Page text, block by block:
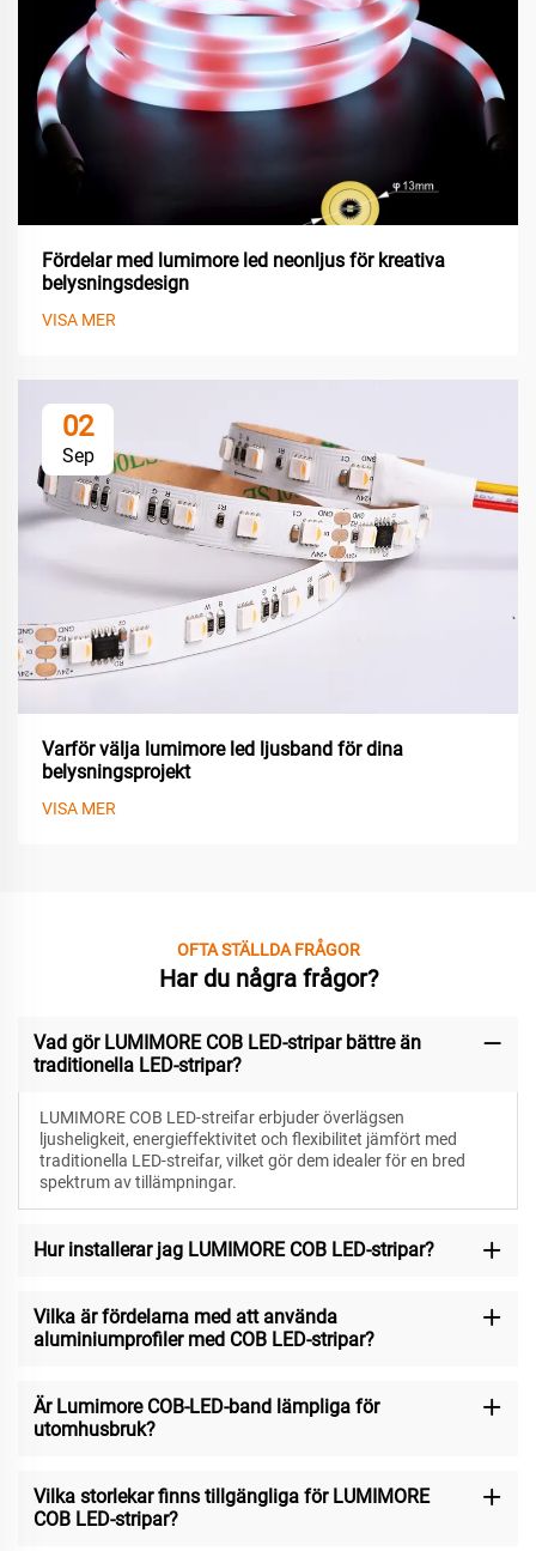
Fördelar med lumimore led neonljus för kreativa
belysningsdesign
VISA MER
02
Sep
Varför välja lumimore led ljusband för dina
belysningsprojekt
VISA MER
OFTA STÄLLDA FRÅGOR
Har du några frågor?
Vad gör LUMIMORE COB LED-stripar bättre än
traditionella LED-stripar?
LUMIMORE COB LED-streifar erbjuder överlägsen
ljusheligkeit, energieffektivitet och flexibilitet jämfört med
traditionella LED-streifar, vilket gör dem idealer för en bred
spektrum av tillämpningar.
Hur installerar jag LUMIMORE COB LED-stripar?
Vilka är fördelarna med att använda
aluminiumprofiler med COB LED-stripar?
Är Lumimore COB-LED-band lämpliga för
utomhusbruk?
Vilka storlekar finns tillgängliga för LUMIMORE
COB LED-stripar?